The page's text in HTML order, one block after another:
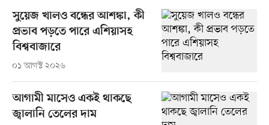
সুয়েজ খালও বন্ধের আশঙ্কা, কী
প্রভাব পড়তে পারে এশিয়াসহ
বিশ্ববাজারে
০১ আগস্ট ২০২৬
আগামী মাসেও একই থাকছে
জ্বালানি তেলের দাম